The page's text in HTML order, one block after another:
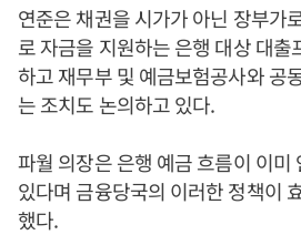
연준은 채권을 시가가 아닌 장부가
로 자금을 지원하는 은행 대상 대출
하고 재무부 및 예금보험공사와 공
는 조치도 논의하고 있다.
파월 의장은 은행 예금 흐름이 이미
있다며 금융당국의 이러한 정책이
했다.